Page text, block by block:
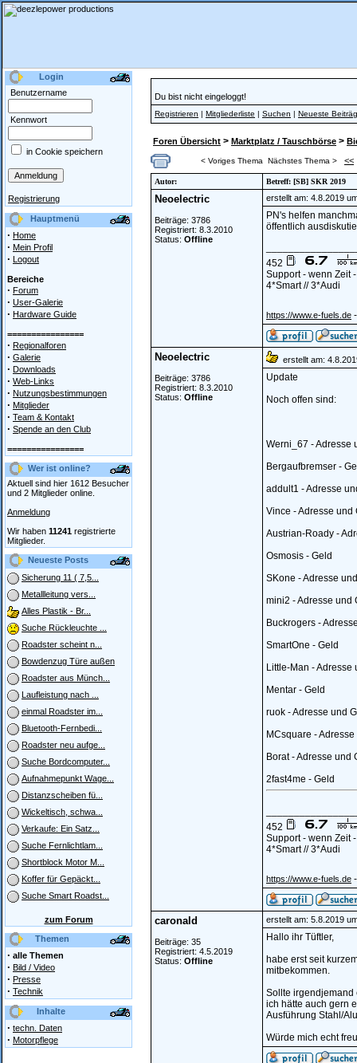
Login
Benutzername
Kennwort
in Cookie speichern
Registrierung
Hauptmenü
· Home
· Mein Profil
· Logout
Bereiche
· Forum
· User-Galerie
· Hardware Guide
================
· Regionalforen
· Galerie
· Downloads
· Web-Links
· Nutzungsbestimmungen
· Mitglieder
· Team & Kontakt
· Spende an den Club
================
Wer ist online?
Aktuell sind hier 1612 Besucher
und 2 Mitglieder online.
Anmeldung
Wir haben 11241 registrierte
Mitglieder.
Neueste Posts
Sicherung 11 ( 7,5...
Metallleitung vers...
Alles Plastik - Br...
Suche Rückleuchte ...
Roadster scheint n...
Bowdenzug Türe außen
Roadster aus Münch...
Laufleistung nach ...
einmal Roadster im...
Bluetooth-Fernbedi...
Roadster neu aufge...
Suche Bordcomputer...
Aufnahmepunkt Wage...
Distanzscheiben fü...
Wickeltisch, schwa...
Verkaufe: Ein Satz...
Suche Fernlichtlam...
Shortblock Motor M...
Koffer für Gepäckt...
Suche Smart Roadst...
zum Forum
Themen
· alle Themen
· Bild / Video
· Presse
· Technik
Inhalte
· techn. Daten
· Motorpflege
Du bist nicht eingeloggt!
Registrieren | Mitgliederliste | Suchen | Neueste
Foren Übersicht > Marktplatz / Tauschbörse >
< Voriges Thema Nächstes Thema > <<
Autor: Betreff: [SB] SKR 2019
Neoelectric
Beiträge: 3786
Registriert: 8.3.2010
Status: Offline
erstellt am: 4.8.2019
PN's helfen
öffentlich
452
Support - wenn Zeit
4*Smart // 3*Audi
https://www.e-fuels.de
Neoelectric
Beiträge: 3786
Registriert: 8.3.2010
Status: Offline
erstellt am:
Update
Noch offen sind:
Werni_67 - Adresse
Bergaufbremser -
addult1 - Adresse
Vince - Adresse und
Austrian-Roady -
Osmosis - Geld
SKone - Adresse
mini2 - Adresse und
Buckrogers -
SmartOne - Geld
Little-Man - Adresse
Mentar - Geld
ruok - Adresse und
MCsquare -
Borat - Adresse und
2fast4me - Geld
452
Support - wenn Zeit
4*Smart // 3*Audi
https://www.e-fuels.de
caronald
Beiträge: 35
Registriert: 4.5.2019
Status: Offline
erstellt am: 5.8.2019
Hallo ihr Tüftler,
habe erst seit
mitbekommen.
Sollte irgendjemand
ich hätte auch gern
Ausführung Stahl/
Würde mich echt